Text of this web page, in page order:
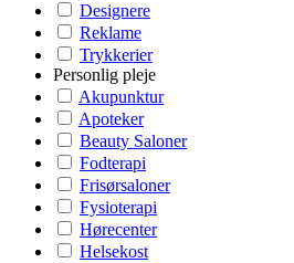
Designere
Reklame
Trykkerier
Personlig pleje
Akupunktur
Apoteker
Beauty Saloner
Fodterapi
Frisørsaloner
Fysioterapi
Hørecenter
Helsekost